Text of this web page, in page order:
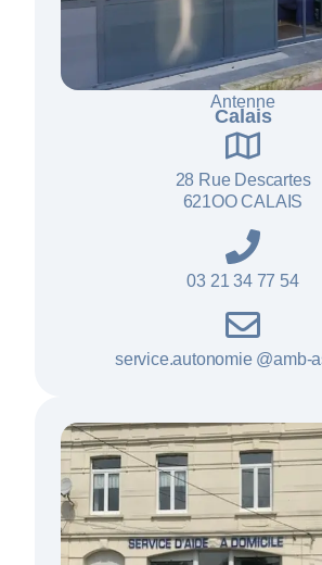
Antenne
Calais
28 Rue Descartes
621OO CALAIS
03 21 34 77 54
service.autonomie @amb-